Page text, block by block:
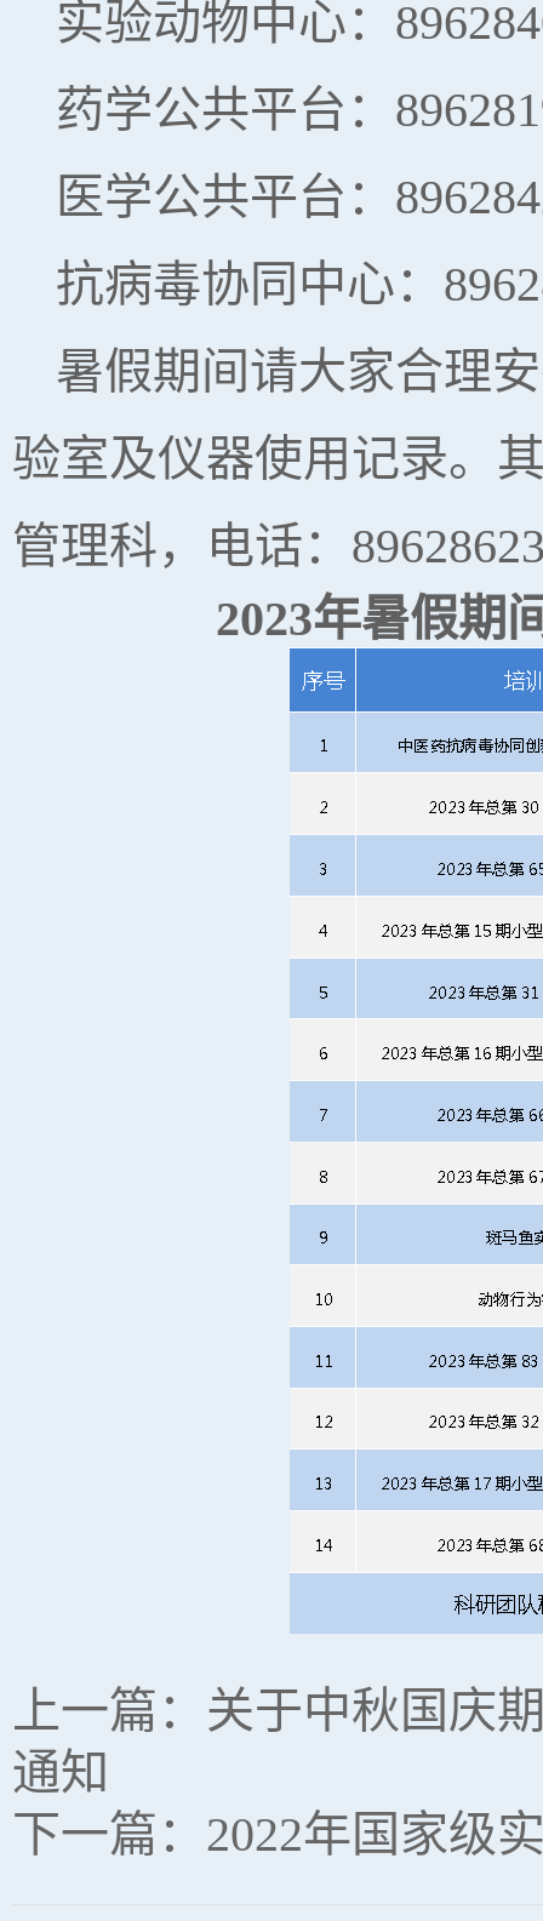
实验动物中心：
药学公共平台：
医学公共平台：
抗病毒协同中心：
暑假期间请大家合理
验室及仪器使用记录。
管理科，电话：
2023年暑假期
上一篇： 关于中秋国庆
通知
下一篇： 2022年国家级